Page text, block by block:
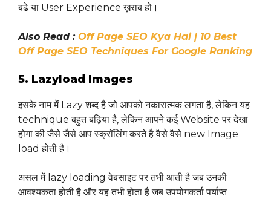
बढे या User Experience ख़राब हो।
Also Read : Off Page SEO Kya Hai | 10 Best
Off Page SEO Techniques For Google Ranking
5. Lazyload Images
इसके नाम में Lazy शब्द है जो आपको नकारात्मक लगता है, लेकिन यह
technique बहुत बढ़िया है, लेकिन आपने कई Website पर देखा
होगा की जैसे जैसे आप स्क्रॉलिंग करते है वैसे वैसे new Image
load होती है।
असल में lazy loading वेबसाइट पर तभी आती है जब उनकी
आवश्यकता होती है और यह तभी होता है जब उपयोगकर्ता पर्याप्त